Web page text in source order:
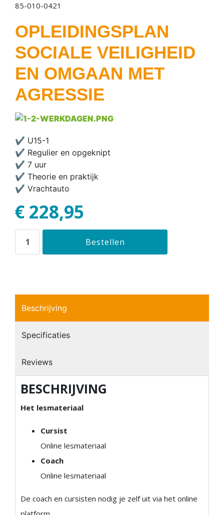
85-010-0421
OPLEIDINGSPLAN
SOCIALE VEILIGHEID
EN OMGAAN MET
AGRESSIE
✔ U15-1
✔ Regulier en opgeknipt
✔ 7 uur
✔ Theorie en praktijk
✔ Vrachtauto
€ 228,95
Beschrijving
Specificaties
Reviews
BESCHRIJVING
Het lesmateriaal
Cursist
Online lesmateriaal
Coach
Online lesmateriaal
De coach en cursisten nodig je zelf uit via het online